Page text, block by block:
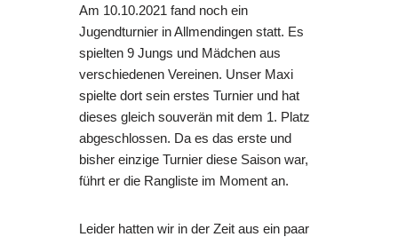
Am 10.10.2021 fand noch ein
Jugendturnier in Allmendingen statt. Es
spielten 9 Jungs und Mädchen aus
verschiedenen Vereinen. Unser Maxi
spielte dort sein erstes Turnier und hat
dieses gleich souverän mit dem 1. Platz
abgeschlossen. Da es das erste und
bisher einzige Turnier diese Saison war,
führt er die Rangliste im Moment an.
Leider hatten wir in der Zeit aus ein paar